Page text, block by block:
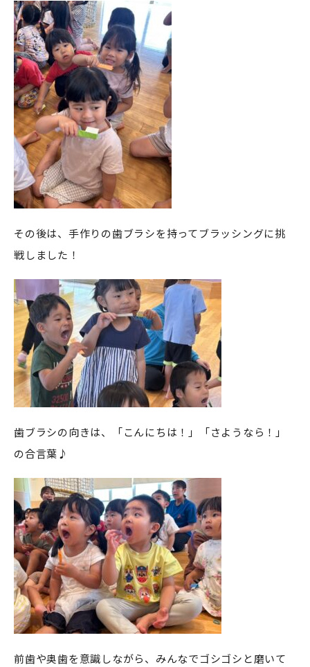
その後は、手作りの歯ブラシを持ってブラッシングに挑
戦しました！
歯ブラシの向きは、「こんにちは！」「さようなら！」
の合言葉♪
前歯や奥歯を意識しながら、みんなでゴシゴシと磨いて